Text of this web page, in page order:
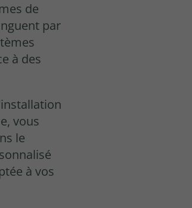
de
par
à des
vous
le
à vos